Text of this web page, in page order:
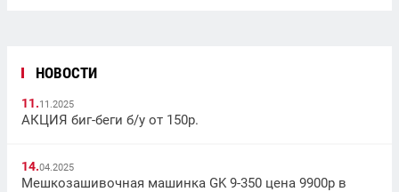
НОВОСТИ
11.11.2025
АКЦИЯ биг-беги б/у от 150р.
14.04.2025
Мешкозашивочная машинка GK 9-350 цена 9900р в